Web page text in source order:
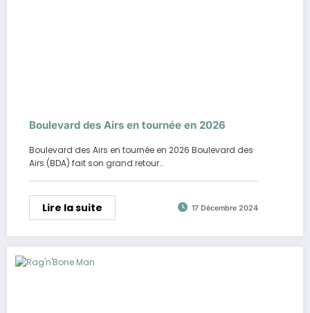
Boulevard des Airs en tournée en 2026
Boulevard des Airs en tournée en 2026 Boulevard des
Airs (BDA) fait son grand retour…
Lire la suite 17 Décembre 2024